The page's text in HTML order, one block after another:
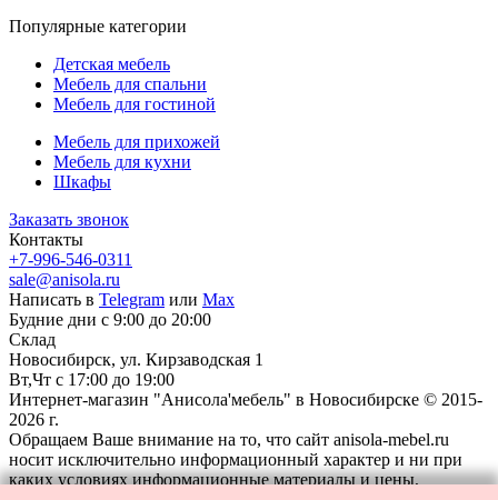
Популярные категории
Детская мебель
Мебель для спальни
Мебель для гостиной
Мебель для прихожей
Мебель для кухни
Шкафы
Заказать звонок
Контакты
+7-996-546-0311
sale@anisola.ru
Написать в Telegram или Max
Будние дни с 9:00 до 20:00
Склад
Новосибирск, ул. Кирзаводская 1
Вт,Чт с 17:00 до 19:00
Интернет-магазин "Анисола'мебель" в Новосибирске © 2015-
2026 г.
Обращаем Ваше внимание на то, что сайт anisola-mebel.ru
носит исключительно информационный характер и ни при
каких условиях информационные материалы и цены,